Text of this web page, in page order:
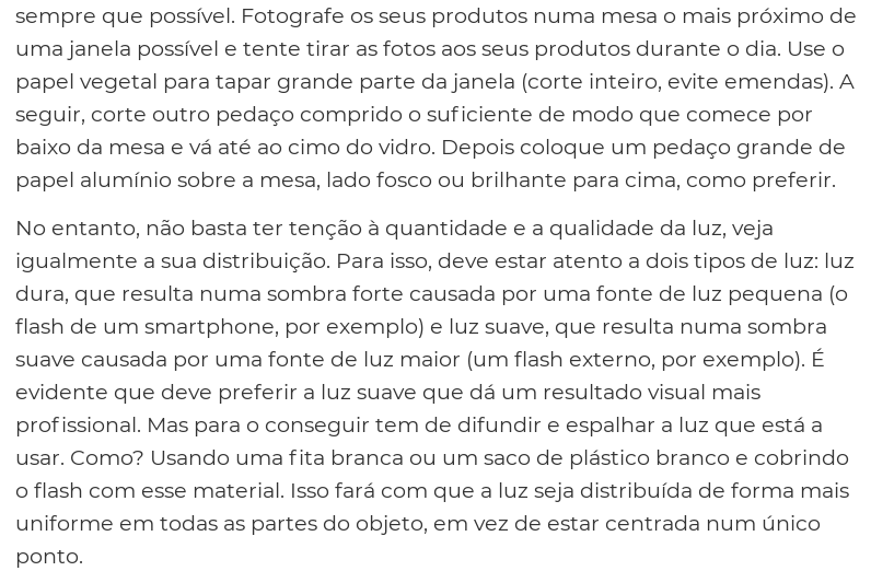
sempre que possível. Fotografe os seus produtos numa mesa o mais próximo de
uma janela possível e tente tirar as fotos aos seus produtos durante o dia. Use o
papel vegetal para tapar grande parte da janela (corte inteiro, evite emendas). A
seguir, corte outro pedaço comprido o suficiente de modo que comece por
baixo da mesa e vá até ao cimo do vidro. Depois coloque um pedaço grande de
papel alumínio sobre a mesa, lado fosco ou brilhante para cima, como preferir.
No entanto, não basta ter tenção à quantidade e a qualidade da luz, veja
igualmente a sua distribuição. Para isso, deve estar atento a dois tipos de luz: luz
dura, que resulta numa sombra forte causada por uma fonte de luz pequena (o
flash de um smartphone, por exemplo) e luz suave, que resulta numa sombra
suave causada por uma fonte de luz maior (um flash externo, por exemplo). É
evidente que deve preferir a luz suave que dá um resultado visual mais
profissional. Mas para o conseguir tem de difundir e espalhar a luz que está a
usar. Como? Usando uma fita branca ou um saco de plástico branco e cobrindo
o flash com esse material. Isso fará com que a luz seja distribuída de forma mais
uniforme em todas as partes do objeto, em vez de estar centrada num único
ponto.